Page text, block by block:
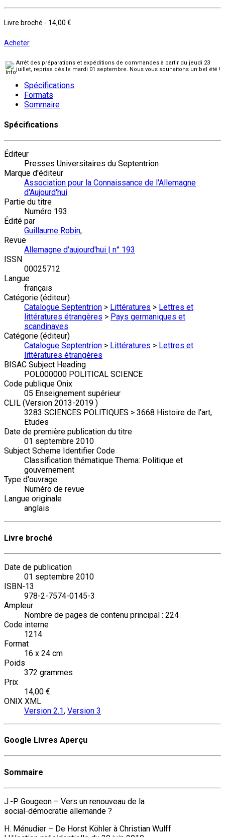
Livre broché - 14,00 €
Acheter
Arrêt des préparations et expéditions de commandes à partir du jeudi 23
juillet, reprise dès le mardi 01 septembre. Nous vous souhaitons un bel été !
Spécifications
Formats
Sommaire
Spécifications
Éditeur
Presses Universitaires du Septentrion
Marque d'éditeur
Association pour la Connaissance de l'Allemagne
d'Aujourd'hui
Partie du titre
Numéro 193
Édité par
Guillaume Robin,
Revue
Allemagne d'aujourd'hui | n° 193
ISSN
00025712
Langue
français
Catégorie (éditeur)
Catalogue Septentrion > Littératures > Lettres et
littératures étrangères > Pays germaniques et
scandinaves
Catégorie (éditeur)
Catalogue Septentrion > Littératures > Lettres et
littératures étrangères
BISAC Subject Heading
POL000000 POLITICAL SCIENCE
Code publique Onix
05 Enseignement supérieur
CLIL (Version 2013-2019 )
3283 SCIENCES POLITIQUES > 3668 Histoire de l'art,
Etudes
Date de première publication du titre
01 septembre 2010
Subject Scheme Identifier Code
Classification thématique Thema: Politique et
gouvernement
Type d'ouvrage
Numéro de revue
Langue originale
anglais
Livre broché
Date de publication
01 septembre 2010
ISBN-13
978-2-7574-0145-3
Ampleur
Nombre de pages de contenu principal : 224
Code interne
1214
Format
16 x 24 cm
Poids
372 grammes
Prix
14,00 €
ONIX XML
Version 2.1, Version 3
Google Livres Aperçu
Sommaire
J.-P. Gougeon – Vers un renouveau de la
social-démocratie allemande ?
H. Ménudier – De Horst Köhler à Christian Wulff